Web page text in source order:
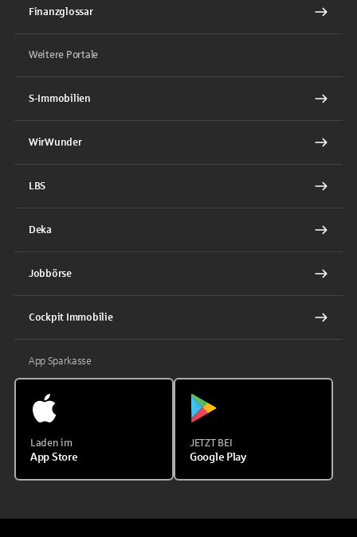
Finanzglossar
Weitere Portale
S-Immobilien
WirWunder
LBS
Deka
Jobbörse
Cockpit Immobilie
App Sparkasse
Laden im
App Store
JETZT BEI
Google Play